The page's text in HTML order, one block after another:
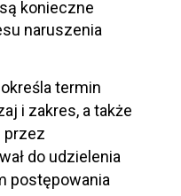
konieczne
naruszenia
termin
i zakres, a także
przez
do udzielenia
postępowania